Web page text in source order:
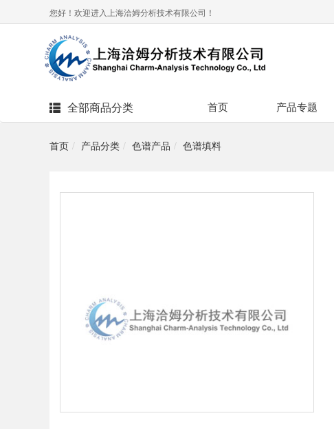
您好！欢迎进入上海洽姆分析技术有限公司！
全部商品分类 首页 产品专题
首页 产品分类 色谱产品 色谱填料